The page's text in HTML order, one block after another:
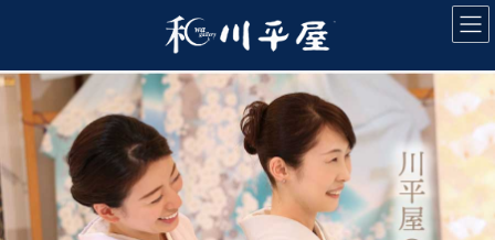
ン
キ
ッ
プ
ー
に
移
動